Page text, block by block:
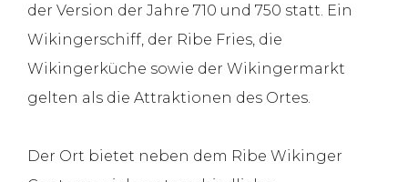
der Version der Jahre 710 und 750 statt. Ein
Wikingerschiff, der Ribe Fries, die
Wikingerküche sowie der Wikingermarkt
gelten als die Attraktionen des Ortes.
Der Ort bietet neben dem Ribe Wikinger